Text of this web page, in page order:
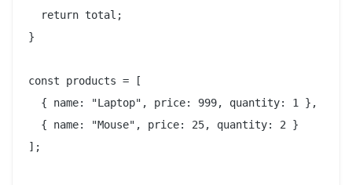
  return total;
}
const products = [
  { name: "Laptop", price: 999, quantity: 1 },
  { name: "Mouse", price: 25, quantity: 2 }
];